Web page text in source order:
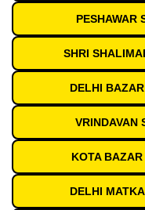
PESHAWAR
SHRI
DELHI
VRINDAVAN
KOTA
DELHI